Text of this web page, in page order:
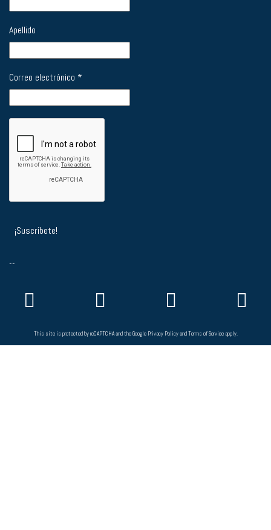
Apellido
Correo electrónico *
--
This site is protected by reCAPTCHA and the Google Privacy PolicyandTerms of Serviceapply.